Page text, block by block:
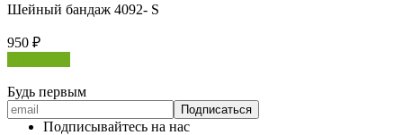
Шейный бандаж 4092- S
950 ₽
Будь первым
Подписывайтесь на нас